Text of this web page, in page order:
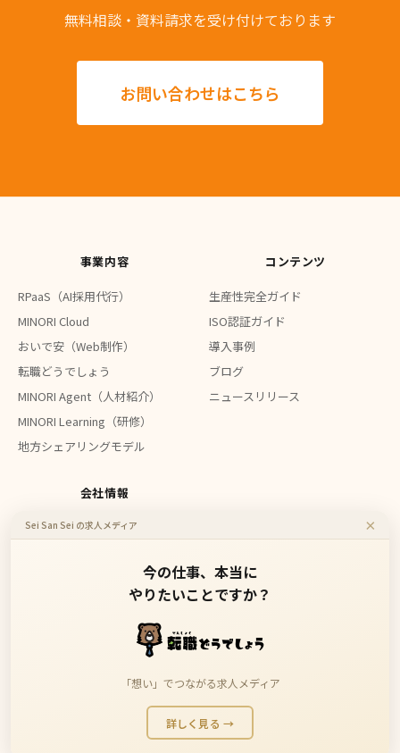
無料相談・資料請求を受け付けております
お問い合わせはこちら
事業内容
RPaaS（AI採用代行）
MINORI Cloud
おいで安（Web制作）
転職どうでしょう
MINORI Agent（人材紹介）
MINORI Learning（研修）
地方シェアリングモデル
コンテンツ
生産性完全ガイド
ISO認証ガイド
導入事例
ブログ
ニュースリリース
会社情報
会社概要
地方企業のDXを、もっと身近に、もっと安価に。
Copyright 2023 Sei San Sei Inc. All Rights Reserved.
Sei San Sei の求人メディア ×
今の仕事、本当に
やりたいことですか？
「想い」でつながる求人メディア
詳しく見る →